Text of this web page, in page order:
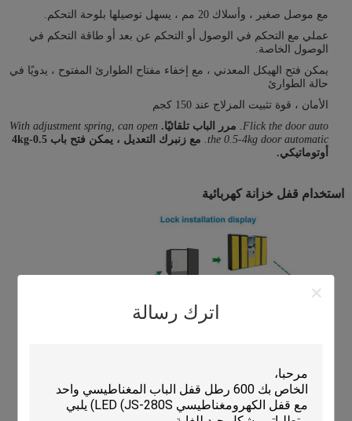
اترك رسالة
مع موصل صغير ، وأسلاك 20 مم ، يسهل توصيلها بلوحة التحكم.
عملي مع التحكم في الوصول أو التحكم عن بعد أو طاقة التحكم في
الوصول الخاصة.
يمكن فتح الهيكل المعدني ، مع إخفاء مفتاح الطوارئ المفتوح ، يدويًا في
حالة الطوارئ
الأمان ، قوة تثبيت المزلاج عند 150 كجم
Flick the door auto.
مرر الباب تلقائيًا. With adjustment spring, can open
the 0.5-4kg door automatic.
مع زنبرك التعديل ، يمكن فتح باب 0.5-4kg
أوتوماتيكي.
استخدام قفل خزانة كهربائية